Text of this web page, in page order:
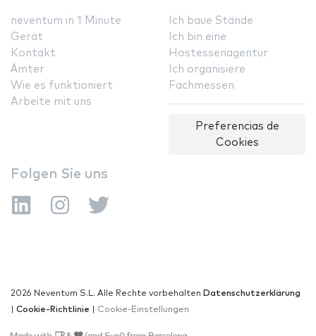
neventum in 1 Minute
Gerät
Kontakt
Ämter
Wie es funktioniert
Arbeite mit uns
Ich baue Stände
Ich bin eine
Hostessenagentur
Ich organisiere
Fachmessen
Preferencias de
Cookies
Folgen Sie uns
2026 Neventum S.L. Alle Rechte vorbehalten Datenschutzerklärung
Cookie-Richtlinie Cookie-Einstellungen